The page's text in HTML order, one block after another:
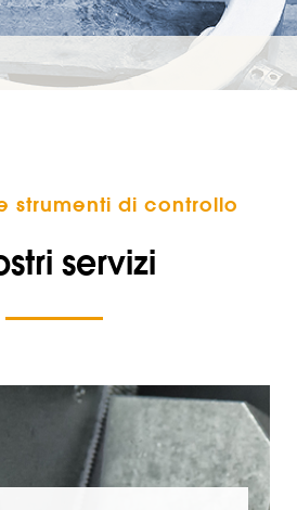
strumenti di controllo
servizi